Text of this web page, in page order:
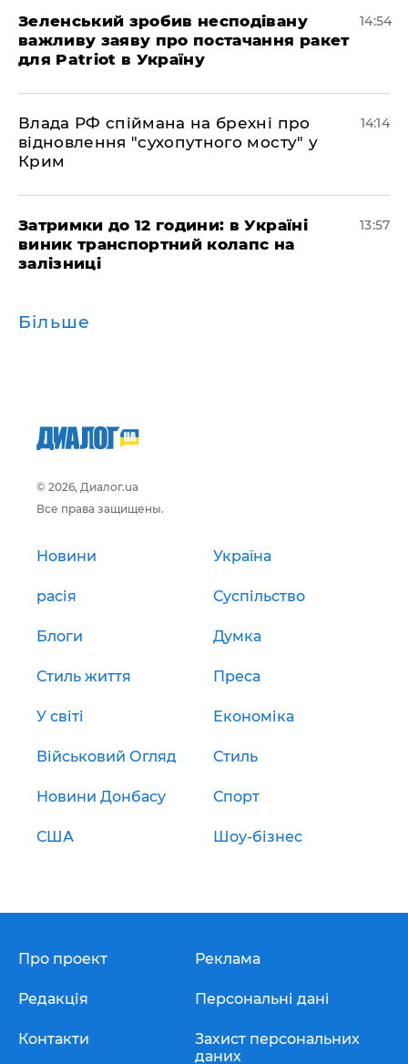
Зеленський зробив несподівану
важливу заяву про постачання ракет
для Patriot в Україну
14:54
Влада РФ спіймана на брехні про
відновлення "сухопутного мосту" у
Крим
14:14
Затримки до 12 години: в Україні
виник транспортний колапс на
залізниці
13:57
Більше
© 2026, Диалог.ua
Все права защищены.
Новини Україна
расія Суспільство
Блоги Думка
Стиль життя Преса
У світі Економіка
Військовий Огляд Стиль
Новини Донбасу Спорт
США Шоу-бізнес
Про проект
Редакція
Контакти
Реклама
Персональні дані
Захист персональних
даних